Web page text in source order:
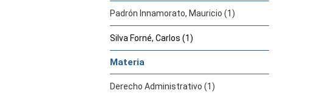
Padrón Innamorato, Mauricio (1)
Silva Forné, Carlos (1)
Materia
Derecho Administrativo (1)